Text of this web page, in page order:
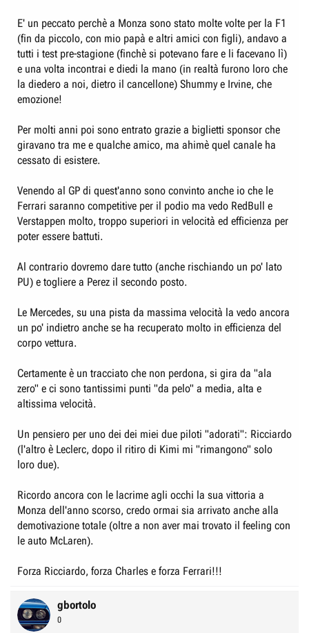
E' un peccato perchè a Monza sono stato molte volte per la F1
(fin da piccolo, con mio papà e altri amici con figli), andavo a
tutti i test pre-stagione (finchè si potevano fare e li facevano lì)
e una volta incontrai e diedi la mano (in realtà furono loro che
la diedero a noi, dietro il cancellone) Shummy e Irvine, che
emozione!
Per molti anni poi sono entrato grazie a biglietti sponsor che
giravano tra me e qualche amico, ma ahimè quel canale ha
cessato di esistere.
Venendo al GP di quest'anno sono convinto anche io che le
Ferrari saranno competitive per il podio ma vedo RedBull e
Verstappen molto, troppo superiori in velocità ed efficienza per
poter essere battuti.
Al contrario dovremo dare tutto (anche rischiando un po' lato
PU) e togliere a Perez il secondo posto.
Le Mercedes, su una pista da massima velocità la vedo ancora
un po' indietro anche se ha recuperato molto in efficienza del
corpo vettura.
Certamente è un tracciato che non perdona, si gira da "ala
zero" e ci sono tantissimi punti "da pelo" a media, alta e
altissima velocità.
Un pensiero per uno dei dei miei due piloti "adorati": Ricciardo
(l'altro è Leclerc, dopo il ritiro di Kimi mi "rimangono" solo
loro due).
Ricordo ancora con le lacrime agli occhi la sua vittoria a
Monza dell'anno scorso, credo ormai sia arrivato anche alla
demotivazione totale (oltre a non aver mai trovato il feeling con
le auto McLaren).
Forza Ricciardo, forza Charles e forza Ferrari!!!
gbortolo
0